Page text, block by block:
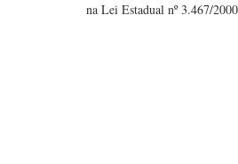
na Lei Estadual nº 3.467/